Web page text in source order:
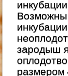
зародыш
размером